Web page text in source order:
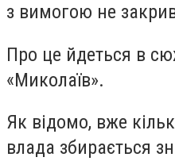
з вимогою не
Про це йдеться в
«Миколаїв».
Як відомо, вже
влада збирається